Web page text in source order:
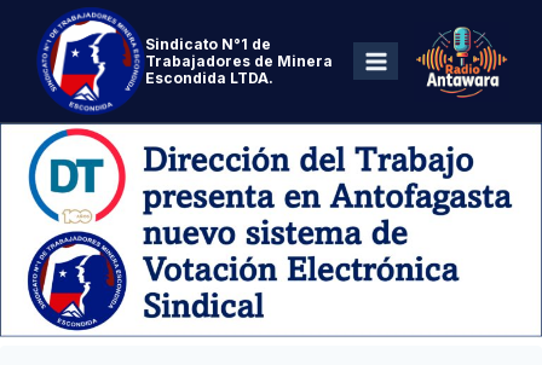
Sindicato N°1 de
Trabajadores de Minera
Escondida LTDA.